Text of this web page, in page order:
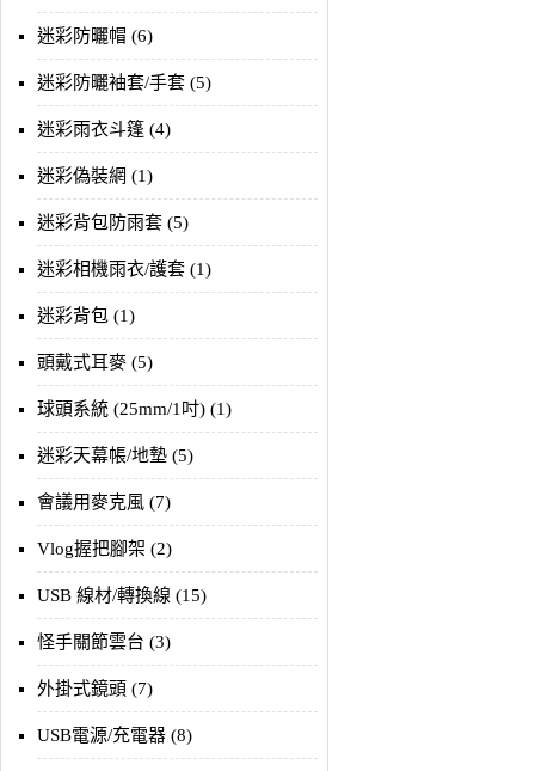
迷彩防曬帽 (6)
迷彩防曬袖套/手套 (5)
迷彩雨衣斗篷 (4)
迷彩偽裝網 (1)
迷彩背包防雨套 (5)
迷彩相機雨衣/護套 (1)
迷彩背包 (1)
頭戴式耳麥 (5)
球頭系統 (25mm/1吋) (1)
迷彩天幕帳/地墊 (5)
會議用麥克風 (7)
Vlog握把腳架 (2)
USB 線材/轉換線 (15)
怪手關節雲台 (3)
外掛式鏡頭 (7)
USB電源/充電器 (8)